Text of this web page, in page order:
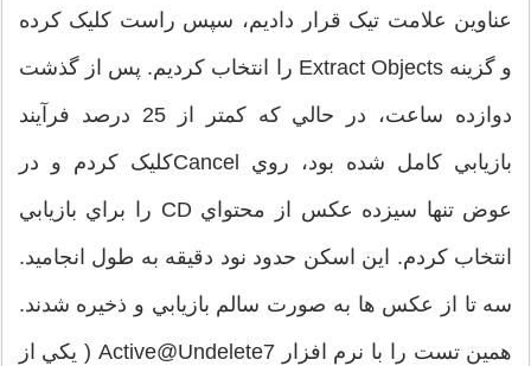
عناوين علامت تيک قرار داديم، سپس راست کليک کرده
و گزينه Extract Objects را انتخاب کرديم. پس از گذشت
دوازده ساعت، در حالي که کمتر از 25 درصد فرآيند
بازيابي کامل شده بود، روي Cancelکليک کردم و در
عوض تنها سيزده عکس از محتواي CD را براي بازيابي
انتخاب کردم. اين اسکن حدود نود دقيقه به طول انجاميد.
سه تا از عکس ها به صورت سالم بازيابي و ذخيره شدند.
همين تست را با نرم افزار Active@Undelete7 ( يکي از